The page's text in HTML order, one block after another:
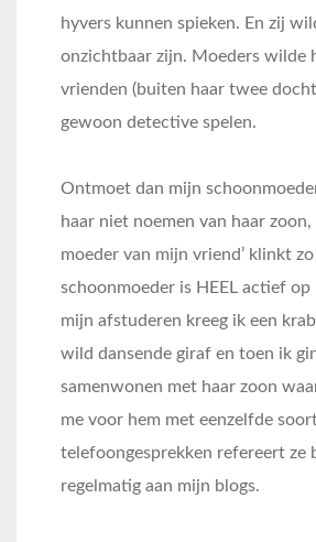
hyvers kunnen spieken. En zij
onzichtbaar zijn. Moeders wilde
vrienden (buiten haar twee
gewoon detective spelen.
Ontmoet dan mijn
haar niet noemen van haar zoon,
moeder van mijn vriend’ klinkt
schoonmoeder is HEEL actief op
mijn afstuderen kreeg ik een
wild dansende giraf en toen ik
samenwonen met haar zoon
me voor hem met eenzelfde
telefoongesprekken refereert ze
regelmatig aan mijn blogs.